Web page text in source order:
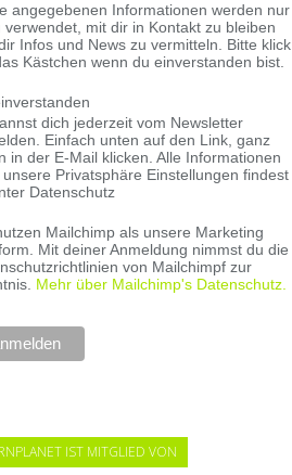
angegebenen Informationen werden nur
verwendet, mit dir in Kontakt zu bleiben
Infos und News zu vermitteln. Bitte klick
Kästchen wenn du einverstanden bist.
dich jederzeit vom Newsletter
Einfach unten auf den Link, ganz
in der E-Mail klicken. Alle Informationen
unsere Privatsphäre Einstellungen findest
Datenschutz
Mailchimp als unsere Marketing
Mit deiner Anmeldung nimmst du die
von Mailchimpf zur
Mehr über Mailchimp's Datenschutz.
IST MITGLIED VON